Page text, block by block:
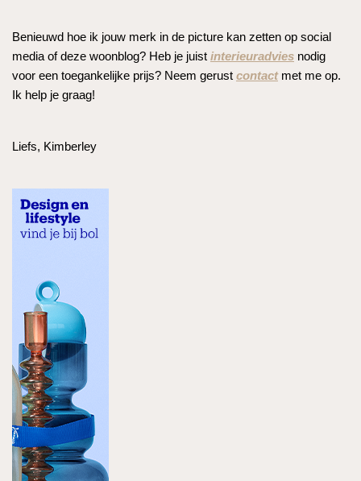
Benieuwd hoe ik jouw merk in de picture kan zetten op social
media of deze woonblog? Heb je juist interieuradvies nodig
voor een toegankelijke prijs? Neem gerust contactmet me op.
Ik help je graag!
Liefs, Kimberley